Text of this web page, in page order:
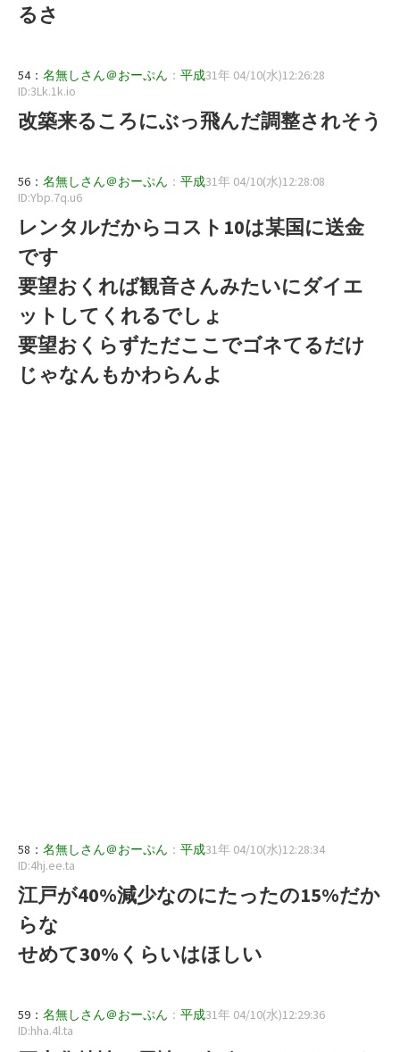
るさ
54： 名無しさん＠おーぷん ： 平成31年 04/10(水)12:26:28
ID:3Lk.1k.io
改築来るころにぶっ飛んだ調整されそう
56： 名無しさん＠おーぷん ： 平成31年 04/10(水)12:28:08
ID:Ybp.7q.u6
レンタルだからコスト10は某国に送金
です
要望おくれば観音さんみたいにダイエ
ットしてくれるでしょ
要望おくらずただここでゴネてるだけ
じゃなんもかわらんよ
58： 名無しさん＠おーぷん ： 平成31年 04/10(水)12:28:34
ID:4hj.ee.ta
江戸が40%減少なのにたったの15%だか
らな
せめて30%くらいはほしい
59： 名無しさん＠おーぷん ： 平成31年 04/10(水)12:29:36
ID:hha.4l.ta